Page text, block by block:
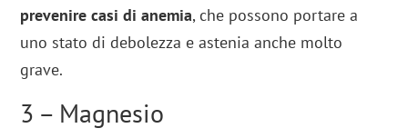
prevenire casi di anemia, che possono portare a
uno stato di debolezza e astenia anche molto
grave.
3 – Magnesio